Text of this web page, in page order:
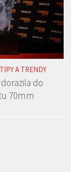
TIPY A TRENDY
do
70mm